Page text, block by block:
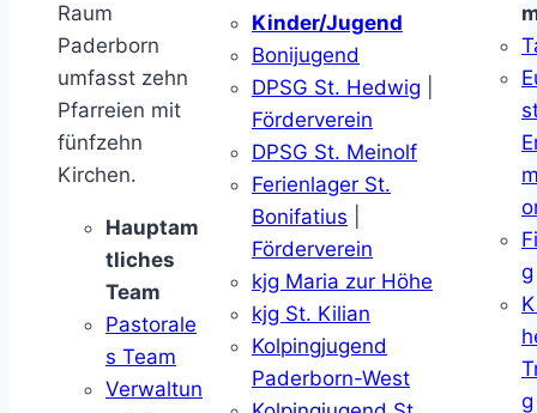
Raum
Paderborn
umfasst zehn
Pfarreien mit
fünfzehn
Kirchen.
Hauptam
tliches
Team
Pastorale
s Team
Verwaltun
Kinder/Jugend
Bonijugend
DPSG St. Hedwig
Förderverein
DPSG St. Meinolf
Ferienlager St.
Bonifatius
Förderverein
kjg Maria zur Höhe
kjg St. Kilian
Kolpingjugend
Paderborn-West
g
g